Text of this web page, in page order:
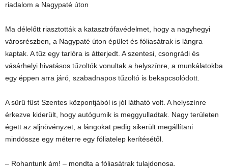
riadalom a Nagypaté úton
Ma délelőtt riasztották a katasztrófavédelmet, hogy a nagyhegyi
városrészben, a Nagypaté úton épület és fóliasátrak is lángra
kaptak. A tűz egy tarlóra is átterjedt. A szentesi, csongrádi és
vásárhelyi hivatásos tűzoltók vonultak a helyszínre, a munkálatokba
egy éppen arra járó, szabadnapos tűzoltó is bekapcsolódott.
A sűrű füst Szentes központjából is jól látható volt. A helyszínre
érkezve kiderült, hogy autógumik is meggyulladtak. Nagy területen
égett az aljnövényzet, a lángokat pedig sikerült megállítani
mindössze egy méterre egy fóliatelep kerítésétől.
– Rohantunk ám! – mondta a fóliasátrak tulajdonosa.